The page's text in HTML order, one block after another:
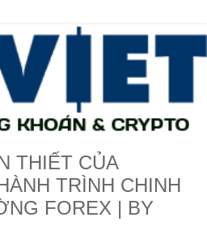
THIẾT CỦA
TRÌNH CHINH
FOREX | BY